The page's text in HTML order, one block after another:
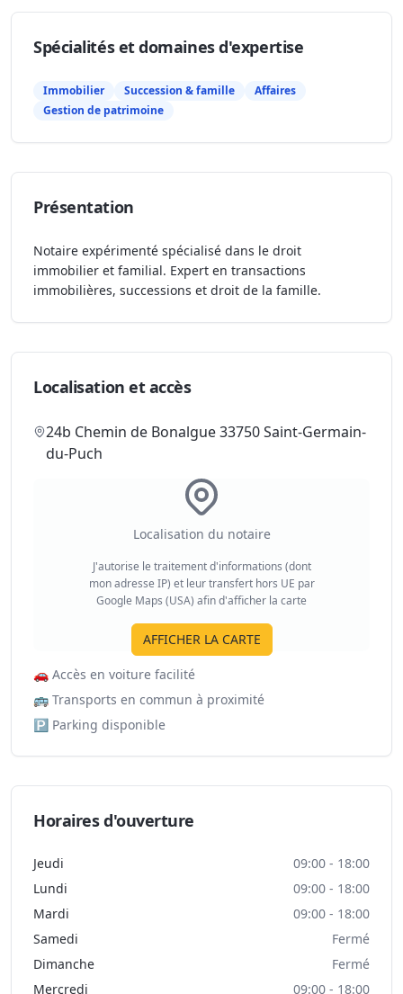
Spécialités et domaines d'expertise
Immobilier Succession & famille
Affaires
Gestion de patrimoine
Présentation
Notaire expérimenté spécialisé dans le droit
immobilier et familial. Expert en transactions
immobilières, successions et droit de la famille.
Localisation et accès
24b Chemin de Bonalgue 33750 Saint-Germain-
du-Puch
Localisation du notaire
J'autorise le traitement d'informations (dont
mon adresse IP) et leur transfert hors UE par
Google Maps (USA) afin d'afficher la carte
AFFICHER LA CARTE
🚗 Accès en voiture facilité
🚌 Transports en commun à proximité
🅿️ Parking disponible
Horaires d'ouverture
Jeudi
09:00 - 18:00
Lundi
09:00 - 18:00
Mardi
09:00 - 18:00
Samedi
Fermé
Dimanche
Fermé
Mercredi
09:00 - 18:00